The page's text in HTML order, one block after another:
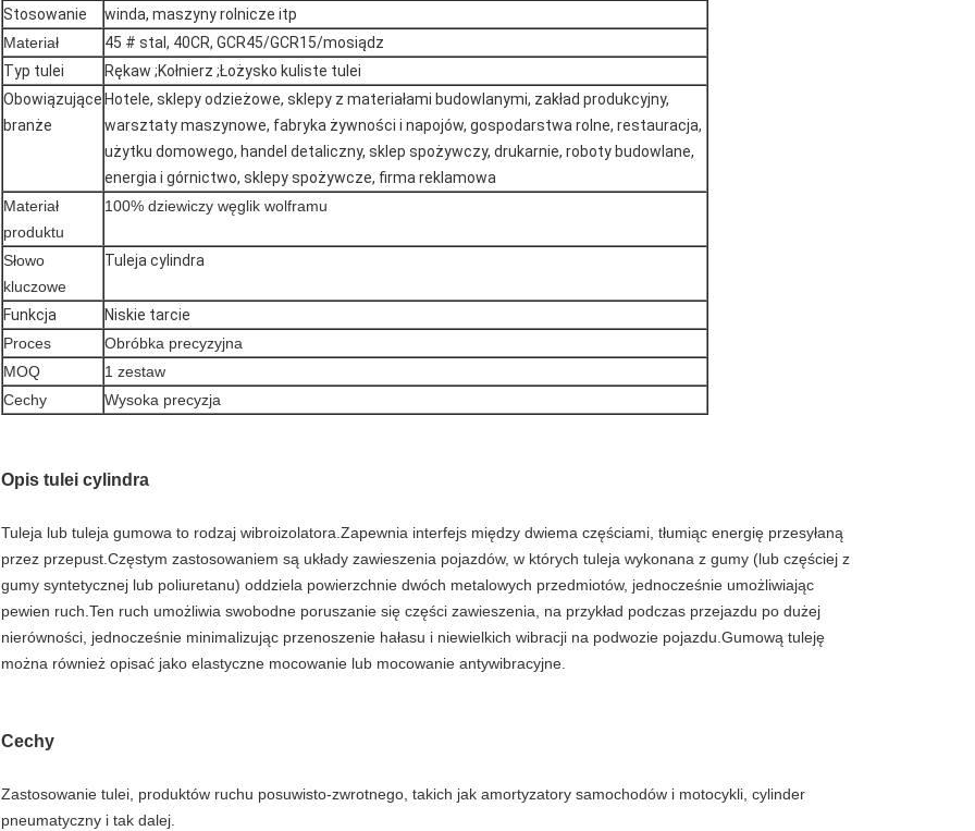
Stosowanie
winda, maszyny rolnicze itp
Materiał
45 # stal, 40CR, GCR45/GCR15/mosiądz
Typ tulei
Rękaw ;Kołnierz ;Łożysko kuliste tulei
Obowiązujące
branże
Hotele, sklepy odzieżowe, sklepy z materiałami budowlanymi, zakład produkcyjny,
warsztaty maszynowe, fabryka żywności i napojów, gospodarstwa rolne, restauracja,
użytku domowego, handel detaliczny, sklep spożywczy, drukarnie, roboty budowlane,
energia i górnictwo, sklepy spożywcze, firma reklamowa
Materiał
produktu
100% dziewiczy węglik wolframu
Słowo
kluczowe
Tuleja cylindra
Funkcja
Niskie tarcie
Proces
Obróbka precyzyjna
MOQ
1 zestaw
Cechy
Wysoka precyzja
Opis tulei cylindra
Tuleja lub tuleja gumowa to rodzaj wibroizolatora.Zapewnia interfejs między dwiema częściami, tłumiąc energię przesyłaną
przez przepust.Częstym zastosowaniem są układy zawieszenia pojazdów, w których tuleja wykonana z gumy (lub częściej z
gumy syntetycznej lub poliuretanu) oddziela powierzchnie dwóch metalowych przedmiotów, jednocześnie umożliwiając
pewien ruch.Ten ruch umożliwia swobodne poruszanie się części zawieszenia, na przykład podczas przejazdu po dużej
nierówności, jednocześnie minimalizując przenoszenie hałasu i niewielkich wibracji na podwozie pojazdu.Gumową tuleję
można również opisać jako elastyczne mocowanie lub mocowanie antywibracyjne.
Cechy
Zastosowanie tulei, produktów ruchu posuwisto-zwrotnego, takich jak amortyzatory samochodów i motocykli, cylinder
pneumatyczny i tak dalej.